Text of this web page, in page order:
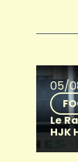
05/
Le
HJK